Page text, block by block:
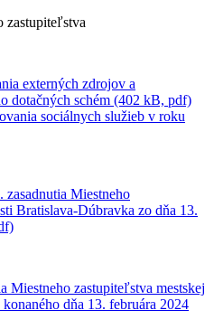
zastupiteľstva
externých zdrojov a
dotačných schém (402 kB, pdf)
sociálnych služieb v roku
Miestneho
Bratislava-Dúbravka zo dňa 13.
Miestneho zastupiteľstva mestskej
dňa 13. februára 2024